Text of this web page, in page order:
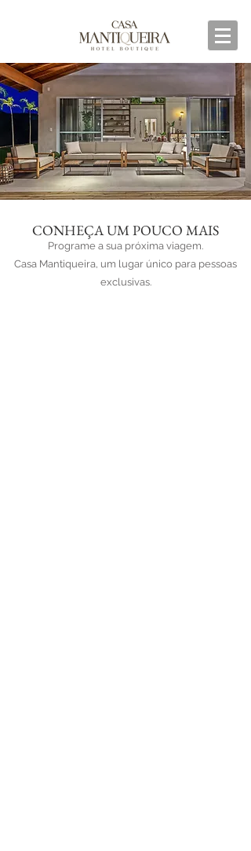
CONHEÇA UM POUCO MAIS
Programe a sua próxima viagem.
Casa Mantiqueira, um lugar único para pessoas
exclusivas.